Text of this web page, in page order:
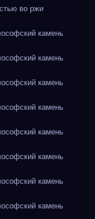
во ржи
камень
камень
камень
камень
камень
камень
камень
камень